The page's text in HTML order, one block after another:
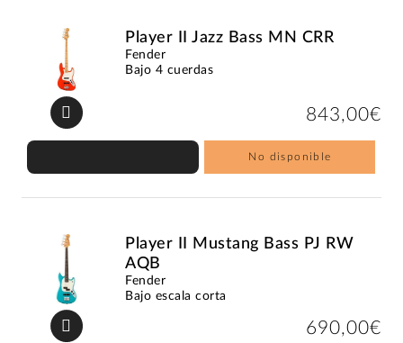
Player II Jazz Bass MN CRR
Fender
Bajo 4 cuerdas
843,00€
No disponible
Player II Mustang Bass PJ RW
AQB
Fender
Bajo escala corta
690,00€